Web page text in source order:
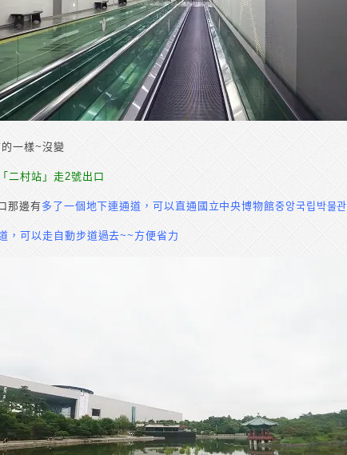
一樣~沒變
二村站」走2號出口
那邊有多了一個地下連通道，可以直通國立中央博物館중앙국립박물관
，可以走自動步道過去~~方便省力